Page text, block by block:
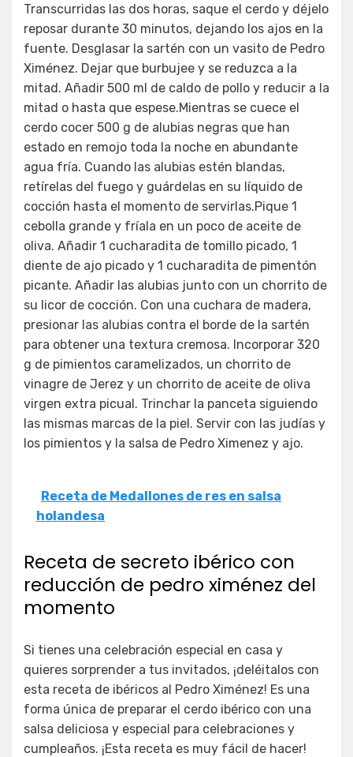
Transcurridas las dos horas, saque el cerdo y déjelo
reposar durante 30 minutos, dejando los ajos en la
fuente. Desglasar la sartén con un vasito de Pedro
Ximénez. Dejar que burbujee y se reduzca a la
mitad. Añadir 500 ml de caldo de pollo y reducir a la
mitad o hasta que espese.Mientras se cuece el
cerdo cocer 500 g de alubias negras que han
estado en remojo toda la noche en abundante
agua fría. Cuando las alubias estén blandas,
retírelas del fuego y guárdelas en su líquido de
cocción hasta el momento de servirlas.Pique 1
cebolla grande y fríala en un poco de aceite de
oliva. Añadir 1 cucharadita de tomillo picado, 1
diente de ajo picado y 1 cucharadita de pimentón
picante. Añadir las alubias junto con un chorrito de
su licor de cocción. Con una cuchara de madera,
presionar las alubias contra el borde de la sartén
para obtener una textura cremosa. Incorporar 320
g de pimientos caramelizados, un chorrito de
vinagre de Jerez y un chorrito de aceite de oliva
virgen extra picual. Trinchar la panceta siguiendo
las mismas marcas de la piel. Servir con las judías y
los pimientos y la salsa de Pedro Ximenez y ajo.
Receta de Medallones de res en salsa
holandesa
Receta de secreto ibérico con
reducción de pedro ximénez del
momento
Si tienes una celebración especial en casa y
quieres sorprender a tus invitados, ¡deléitalos con
esta receta de ibéricos al Pedro Ximénez! Es una
forma única de preparar el cerdo ibérico con una
salsa deliciosa y especial para celebraciones y
cumpleaños. ¡Esta receta es muy fácil de hacer!